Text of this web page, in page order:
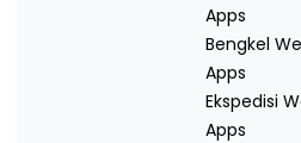
Apps
Bengkel
Apps
Ekspedisi
Apps